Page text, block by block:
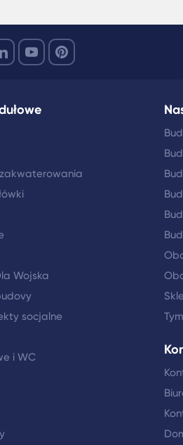
Wojska
socjalne
i WC